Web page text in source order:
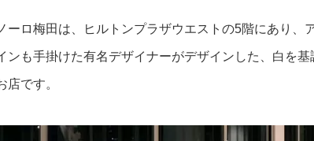
ーロ梅田は、ヒルトンプラザウエストの5階にあり、
ンも手掛けた有名デザイナーがデザインした、白を
店です。